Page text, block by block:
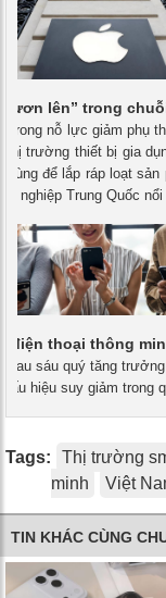
lên” trong
Trong nỗ lực giảm phụ
thị trường thiết bị gia
cùng để lắp ráp loạt
nghiệp Trung Quốc nổi
điện thoại thông
Sau sáu quý tăng
hiệu suy giảm trong
Tags: Thị trường
minh
Việt
TIN KHÁC CÙNG